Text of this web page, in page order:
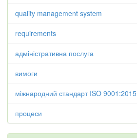
quality management system
requirements
адміністративна послуга
вимоги
міжнародний стандарт ISO 9001:2015
процеси